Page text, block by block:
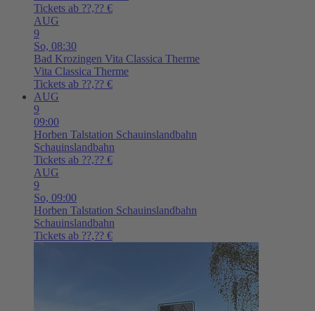
Tickets ab ??,?? €
AUG
9
So, 08:30
Bad Krozingen Vita Classica Therme
Vita Classica Therme
Tickets ab ??,?? €
AUG
9
09:00
Horben Talstation Schauinslandbahn
Schauinslandbahn
Tickets ab ??,?? €
AUG
9
So, 09:00
Horben Talstation Schauinslandbahn
Schauinslandbahn
Tickets ab ??,?? €